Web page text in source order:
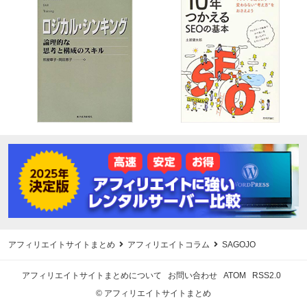
アフィリエイトサイトまとめ アフィリエイトコラム SAGOJO
アフィリエイトサイトまとめについて お問い合わせ ATOM
RSS2.0
© アフィリエイトサイトまとめ